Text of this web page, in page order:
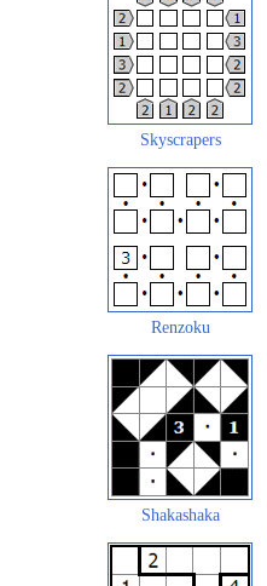
Skyscrapers
Renzoku
Shakashaka